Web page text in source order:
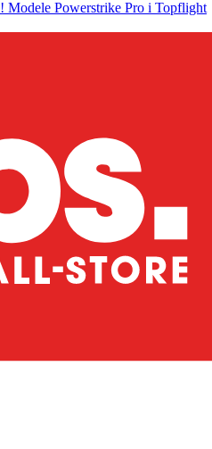
! Modele Powerstrike Pro i Topflight